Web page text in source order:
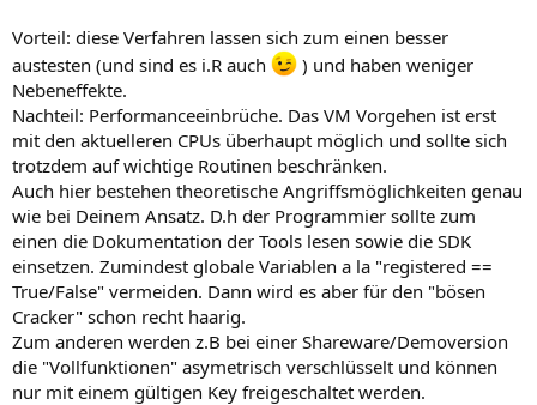
Vorteil: diese Verfahren lassen sich zum einen besser
austesten (und sind es i.R auch
) und haben weniger
Nebeneffekte.
Nachteil: Performanceeinbrüche. Das VM Vorgehen ist erst
mit den aktuelleren CPUs überhaupt möglich und sollte sich
trotzdem auf wichtige Routinen beschränken.
Auch hier bestehen theoretische Angriffsmöglichkeiten genau
wie bei Deinem Ansatz. D.h der Programmier sollte zum
einen die Dokumentation der Tools lesen sowie die SDK
einsetzen. Zumindest globale Variablen a la "registered ==
True/False" vermeiden. Dann wird es aber für den "bösen
Cracker" schon recht haarig.
Zum anderen werden z.B bei einer Shareware/Demoversion
die "Vollfunktionen" asymetrisch verschlüsselt und können
nur mit einem gültigen Key freigeschaltet werden.